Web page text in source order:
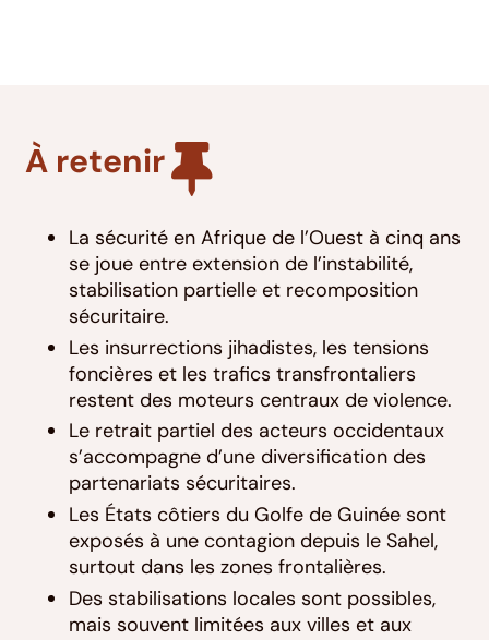
À retenir
La sécurité en Afrique de l’Ouest à cinq ans
se joue entre extension de l’instabilité,
stabilisation partielle et recomposition
sécuritaire.
Les insurrections jihadistes, les tensions
foncières et les trafics transfrontaliers
restent des moteurs centraux de violence.
Le retrait partiel des acteurs occidentaux
s’accompagne d’une diversification des
partenariats sécuritaires.
Les États côtiers du Golfe de Guinée sont
exposés à une contagion depuis le Sahel,
surtout dans les zones frontalières.
Des stabilisations locales sont possibles,
mais souvent limitées aux villes et aux